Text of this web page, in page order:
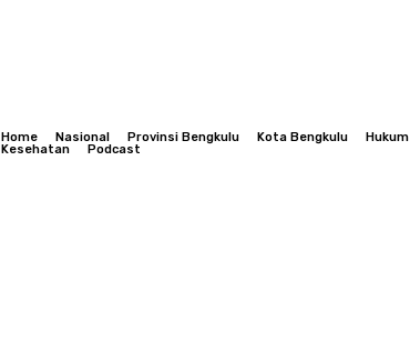
Home Nasional Provinsi Bengkulu Kota Bengkulu Hukum
Kesehatan
Podcast